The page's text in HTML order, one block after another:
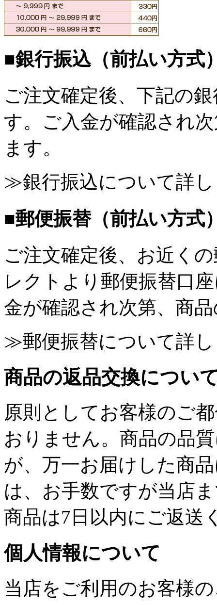
■銀行振込（前払い方式
ご注文確定後、下記の
す。ご入金が確認され
ます。
≫銀行振込について詳
■郵便振替（前払い方式
ご注文確定後、お近く
レクトより郵便振替口
金が確認され次第、商
≫郵便振替について詳
商品の返品交換につい
原則としてお客様のご
おりません。商品の品
が、万一お届けした商
は、お手数ですが当店
商品は7日以内にご返送
個人情報について
当店をご利用のお客様